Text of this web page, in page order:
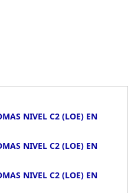
NIVEL C2 (LOE) EN
NIVEL C2 (LOE) EN
NIVEL C2 (LOE) EN